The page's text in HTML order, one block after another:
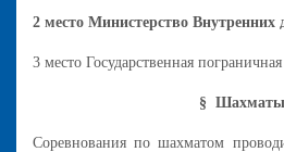
2 место Министерство Внутренних
3 место Государственная
§
Соревнования по шахматом